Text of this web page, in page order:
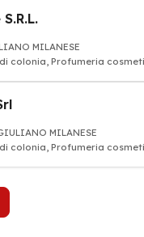
MILANESE
colonia, Profumeria
MILANESE
colonia, Profumeria